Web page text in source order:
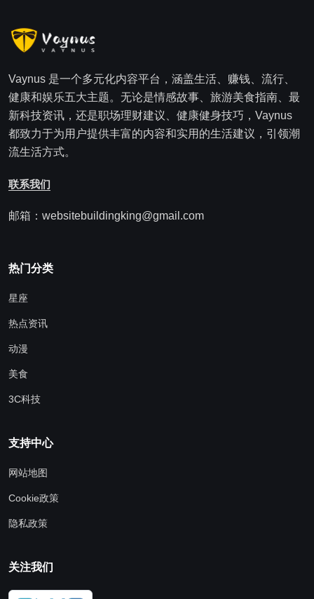
Vaynus 是一个多元化内容平台，涵盖生活、赚钱、流行、
健康和娱乐五大主题。无论是情感故事、旅游美食指南、最
新科技资讯，还是职场理财建议、健康健身技巧，Vaynus
都致力于为用户提供丰富的内容和实用的生活建议，引领潮
流生活方式。
联系我们
邮箱：websitebuildingking@gmail.com
热门分类
星座
热点资讯
动漫
美食
3C科技
支持中心
网站地图
Cookie政策
隐私政策
关注我们